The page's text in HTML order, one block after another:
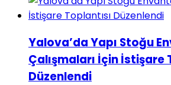
Yalova’da Yapı Stoğu
Çalışmaları İçin İstişare
Düzenlendi